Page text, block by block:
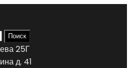
Поиск
25Г
д. 41